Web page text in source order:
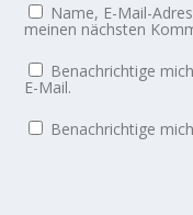
Name, E-Mail-
meinen nächsten
Benachrichtige
E-Mail.
Benachrichtige